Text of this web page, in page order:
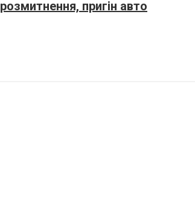
розмитнення, пригін авто